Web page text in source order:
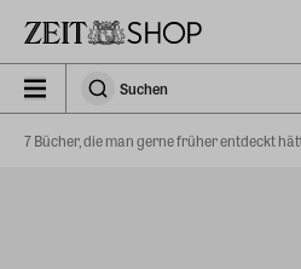
SuchenSuchen
7 Bücher, die man gerne früher entdeckt